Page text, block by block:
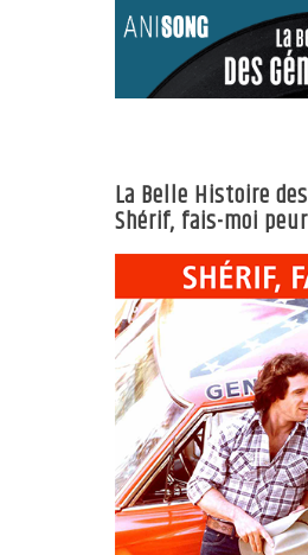
La Belle Histoire
Shérif, fais-moi peur